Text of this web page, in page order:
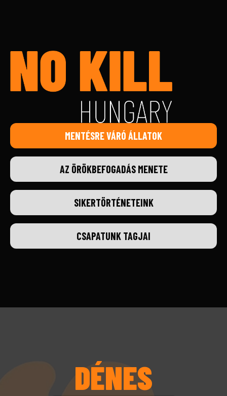
MENTÉSRE VÁRÓ ÁLLATOK
AZ ÖRÖKBEFOGADÁS MENETE
SIKERTÖRTÉNETEINK
CSAPATUNK TAGJAI
DÉNES